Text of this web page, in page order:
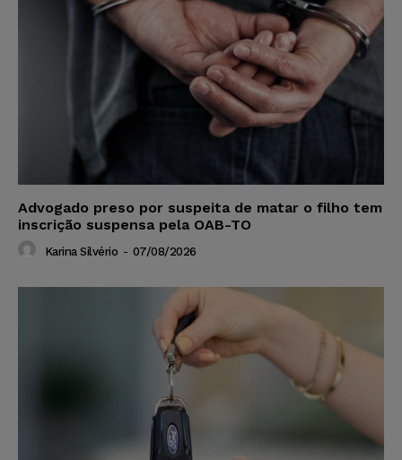
Advogado preso por suspeita de matar o filho tem
inscrição suspensa pela OAB-TO
Karina Silvério - 07/08/2026